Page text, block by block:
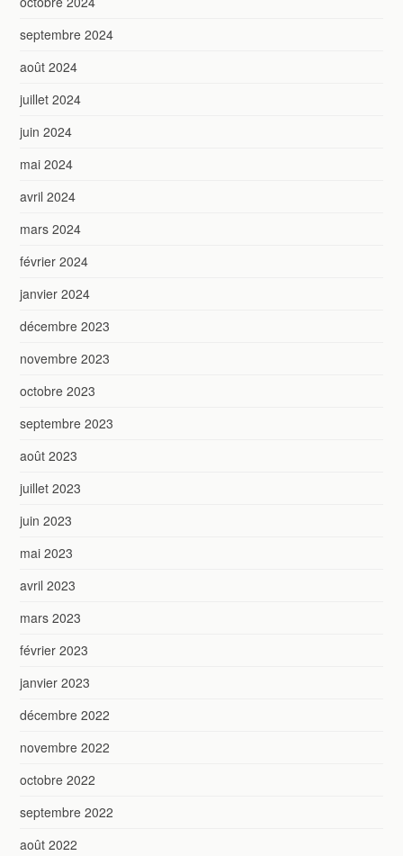
septembre 2024
août 2024
juillet 2024
juin 2024
mai 2024
avril 2024
mars 2024
février 2024
janvier 2024
décembre 2023
novembre 2023
octobre 2023
septembre 2023
août 2023
juillet 2023
juin 2023
mai 2023
avril 2023
mars 2023
février 2023
janvier 2023
décembre 2022
novembre 2022
octobre 2022
septembre 2022
août 2022